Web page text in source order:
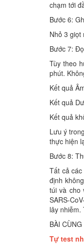
chạm tới
Bước 6:
Nhỏ 3 giọt
Bước 7:
Tùy theo
phút.
Kết quả
Kết quả
Kết quả
Lưu ý
thực hiện
Bước 8:
Tất cả
định
túi và cho
SARS-
lây nhiễm.
BÀI
Tự test